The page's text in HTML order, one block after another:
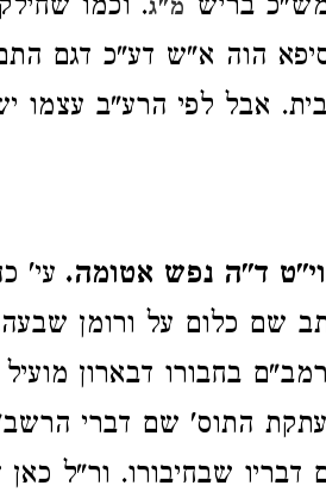
בריש מ"ג. וכמו
הוה א"ש דע"כ דגם
אבל לפי הרע"ב עצמו
ד"ה נפש אטומה. עי'
שם כלום על ורומן
בחבורו דבארון
התוס' שם דברי
דבריו שבחיבורו. ור"ל